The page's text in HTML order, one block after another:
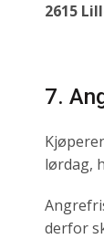
2615
7.
lørdag,
derfor